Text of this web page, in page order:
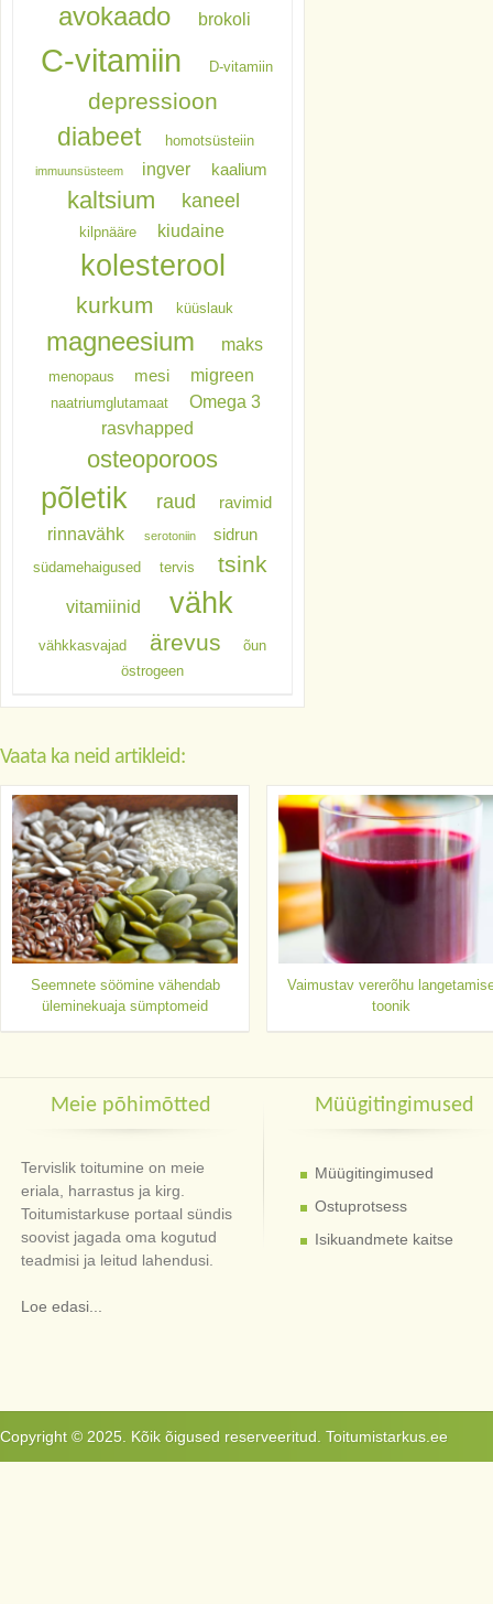
avokaado brokoli
C-vitamiin D-vitamiin
depressioon
diabeet homotsüsteiin
immuunsüsteem ingver kaalium
kaltsium kaneel
kilpnääre kiudaine
kolesterool
kurkum küüslauk
magneesium maks
menopaus mesi migreen
naatriumglutamaat
Omega 3
rasvhapped
osteoporoos
põletik raud ravimid
rinnavähk serotoniin sidrun
südamehaigused tervis tsink
vitamiinid vähk
vähkkasvajad ärevus
õun
östrogeen
Vaata ka neid artikleid:
Seemnete söömine vähendab
üleminekuaja sümptomeid
Vaimustav vererõhu
toonik
Meie põhimõtted
Tervislik toitumine on meie
eriala, harrastus ja kirg.
Toitumistarkuse portaal sündis
soovist jagada oma kogutud
teadmisi ja leitud lahendusi.
Loe edasi...
Müügitingimused
Müügitingimused
Ostuprotsess
Isikuandmete kaitse
Copyright © 2025. Kõik õigused reserveeritud. Toitumistarkus.ee